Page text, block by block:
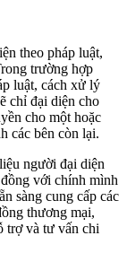
theo pháp luật,
trường hợp
luật, cách xử lý
chỉ đại diện cho
cho một hoặc
các bên còn lại.
người đại diện
với chính mình
sàng cung cấp các
thương mại,
trợ và tư vấn chi